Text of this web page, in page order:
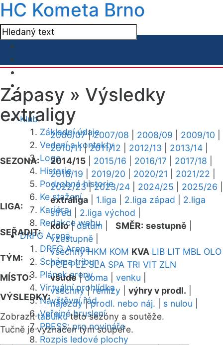
HC Kometa Brno
Klub
Základní údaje
Vedení a kontakty
Logo
Historie
Podrobná historie
Ke stažení
Kariéra
Redakce webu
DRFG Arena
DRFG Arena
Schéma tribun
Plánek areny
Virtuální prohlídka
Návštěvní řád
Veřejné bruslení
PRESS: pro novináře
Rozpis ledové plochy
Zápasy » Výsledky
extraligy
SEZONA:
2006/07|2007/08 2008/09 2009/10
2010/11|2011/12 2012/13 2013/14
2014/15
2015/16 2016/17 2017/18
2018/19
2019/20 2020/21 2021/22
2022/23|2023/24 2024/25 2025/26
LIGA:
extraliga 1.liga 2.liga západ
2.liga
střed
2.liga východ
SEŘADIT:
kolo|datum SMĚR: sestupně
vzestupně
TÝM:
všechny HKM KOM KVA LIB LIT MBL OLO
PCE PLZ SLA SPA TRI VIT ZLN
MÍSTO:
všude|doma venku
VÝSLEDKY:
všechny|remízy výhry v prodl.
nájezdy|prodl. nebo náj. s nulou
Zobrazittabulkutéto sezóny a soutěže.
Tučně je vyznačen tým soupeře.